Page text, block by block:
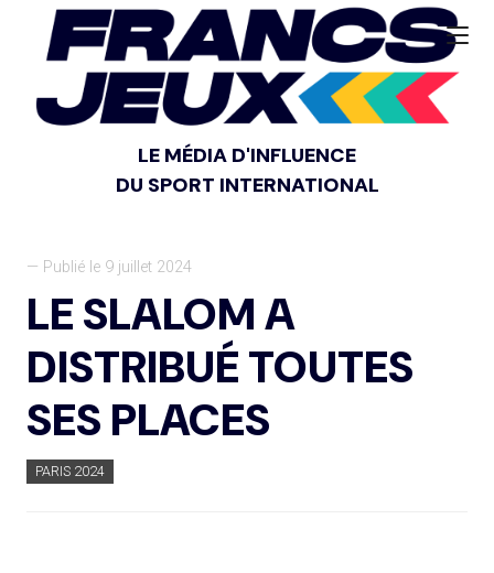
LE MÉDIA D'INFLUENCE
DU SPORT INTERNATIONAL
— Publié le 9 juillet 2024
LE SLALOM A
DISTRIBUÉ TOUTES
SES PLACES
PARIS 2024